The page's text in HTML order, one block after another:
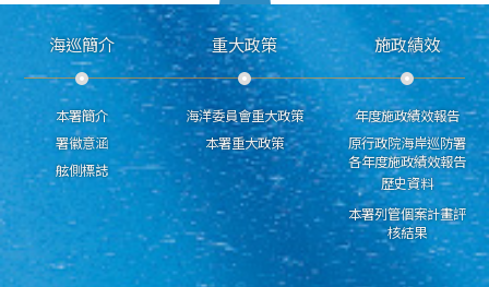
海巡簡介
本署簡介
署徽意涵
舷側標誌
重大政策
海洋委員會重大政策
本署重大政策
施政績效
年度施政績效報告
原行政院海岸巡防署
各年度施政績效報告
歷史資料
本署列管個案計畫評
核結果